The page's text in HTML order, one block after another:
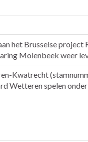
het Brusselse project
Molenbeek weer
Kwatrecht
Wetteren spelen